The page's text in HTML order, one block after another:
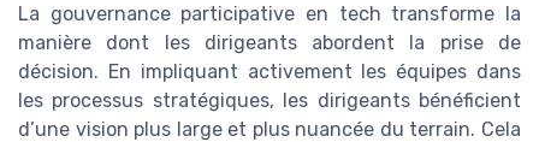
La gouvernance participative en tech transforme la
manière dont les dirigeants abordent la prise de
décision. En impliquant activement les équipes dans
les processus stratégiques, les dirigeants bénéficient
d’une vision plus large et plus nuancée du terrain. Cela